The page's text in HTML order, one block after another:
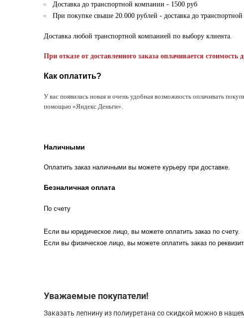
Доставка до транспортной компании - 1500 руб
При покупке свыше 20.000 рублей - доставка до
Доставка любой транспортной компанией по выбору клиента.
При отказе от доставленного заказа оплачивается стоимость
Как оплатить?
У вас появилась новая и очень удобная возможность оплачивать
помощью «Яндекс Деньги».
Наличными
Оплатить заказ наличными вы можете курьеру при доставке.
Безналичная оплата
По счету
Если вы юридическое лицо, вы можете оплатить заказ по счету.
Если вы физическое лицо, вы можете оплатить заказ по
Уважаемые покупатели!
Заказать лепнину из полиуретана со скидкой можно в